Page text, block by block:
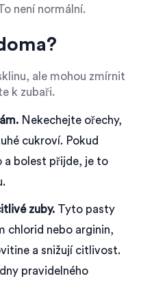
není normální.
ale mohou zmírnit
k zubaři.
Nekechejte ořechy,
cukroví. Pokud
a bolest přijde, je to
zuby. Tyto pasty
chlorid nebo arginin,
a snižují citlivost.
pravidelného